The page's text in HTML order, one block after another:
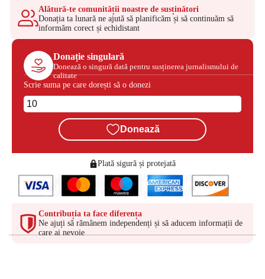
Alătură-te comunității noastre de susținători
Donația ta lunară ne ajută să planificăm și să continuăm să
informăm corect și echidistant
Donație singulară
Donează o singură dată pentru susținerea jurnalismului de
calitate
Scrie suma pe care dorești să o donezi
Donează
Plată sigură și protejată
Contribuția ta face diferența
Ne ajuți să rămânem independenți și să aducem informații de
care ai nevoie